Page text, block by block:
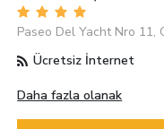
Paseo Del Yacht Nro 11,
Ücretsiz İnternet
Daha fazla olanak